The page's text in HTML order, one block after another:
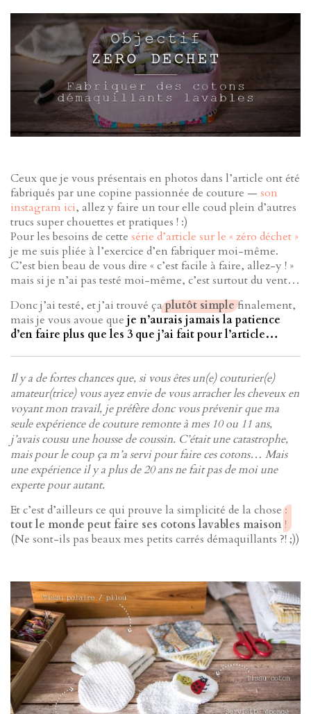
Ceux que je vous présentais en photos dans l’article ont été
fabriqués par une copine passionnée de couture — son
instagram ici, allez y faire un tour elle coud plein d’autres
trucs super chouettes et pratiques ! :)
Pour les besoins de cette série d’article sur le « zéro déchet »
je me suis pliée à l’exercice d’en fabriquer moi-même.
C’est bien beau de vous dire « c’est facile à faire, allez-y ! »
mais si je n’ai pas testé moi-même, c’est surtout du vent…
Donc j’ai testé, et j’ai trouvé çaplutôt simplefinalement,
mais je vous avoue que je n’aurais jamais la patience
d’en faire plus que les 3 que j’ai fait pour l’article…
Il y a de fortes chances que, si vous êtes un(e) couturier(e)
amateur(trice) vous ayez envie de vous arracher les cheveux en
voyant mon travail, je préfère donc vous prévenir que ma
seule expérience de couture remonte à mes 10 ou 11 ans,
j’avais cousu une housse de coussin. C’était une catastrophe,
mais pour le coup ça m’a servi pour faire ces cotons… Mais
une expérience il y a plus de 20 ans ne fait pas de moi une
experte pour autant.
Et c’est d’ailleurs ce qui prouve la simplicité de la chose :
tout le monde peut faire ses cotons lavables maison !
(Ne sont-ils pas beaux mes petits carrés démaquillants ?! ;))